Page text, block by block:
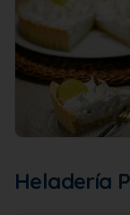
Heladería